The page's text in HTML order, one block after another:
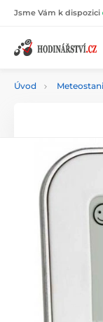
Jsme Vám k dispozici
Úvod